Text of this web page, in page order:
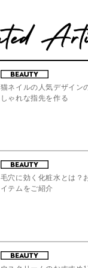
猫ネイルの人気デザイン
しゃれな指先を作る
毛穴に効く化粧水とは？
イテムをご紹介